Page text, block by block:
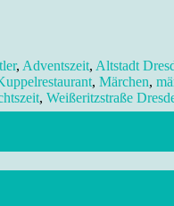
, Adventszeit, Altstadt
, Märchen,
, Weißeritzstraße